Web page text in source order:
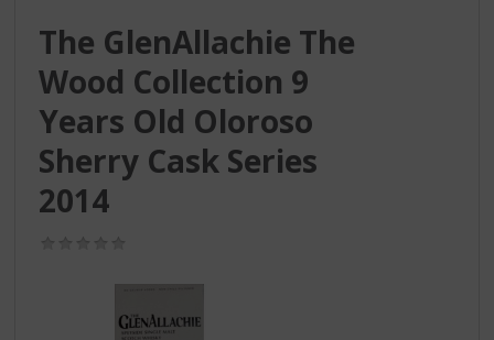
The GlenAllachie The
Wood Collection 9
Years Old Oloroso
Sherry Cask Series
2014